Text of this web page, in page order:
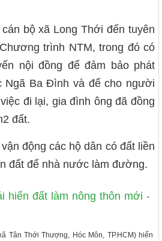
bộ xã Long Thới đến tuyên
trình NTM, trong đó có
nội đồng để đảm bảo phát
Ngã Ba Đình và để cho người
đi lại, gia đình ông đã đồng
đất.
động các hộ dân có đất liền
đất để nhà nước làm đường.
Tân Thới Thượng, Hóc Môn, TP.HCM) hiến